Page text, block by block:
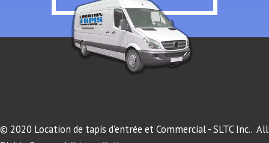
© 2020 Location de tapis d'entrée et Commercial - SLTC Inc.. All